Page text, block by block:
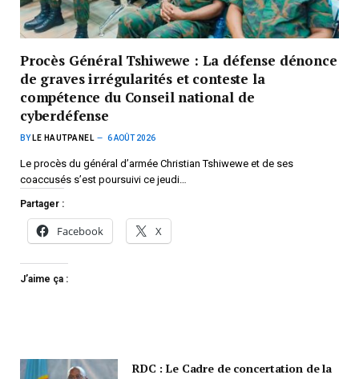
Procès Général Tshiwewe : La défense dénonce
de graves irrégularités et conteste la
compétence du Conseil national de
cyberdéfense
BY LE HAUTPANEL 6 AOÛT 2026
Le procès du général d’armée Christian Tshiwewe et de ses
coaccusés s’est poursuivi ce jeudi…
Partager :
Facebook X
J’aime ça :
RDC : Le Cadre de concertation de la